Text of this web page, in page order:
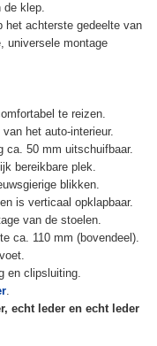
de klep.
het achterste gedeelte van
universele montage
te reizen.
het auto-interieur.
ca. 50 mm uitschuifbaar.
bereikbare plek.
blikken.
is verticaal opklapbaar.
van de stoelen.
ca. 110 mm (bovendeel).
en clipsluiting.
.
echt leder en echt leder